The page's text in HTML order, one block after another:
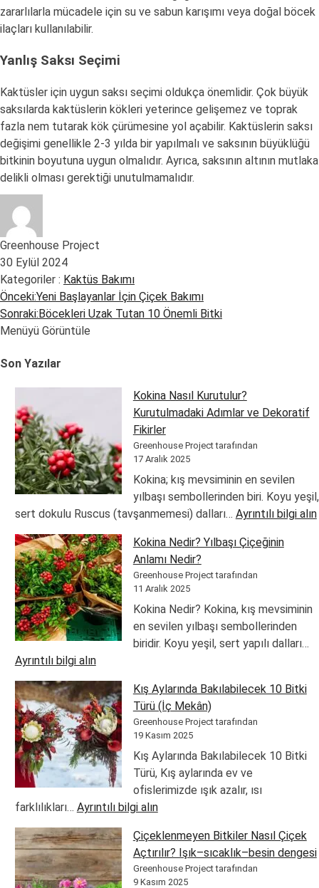
zararlılarla mücadele için su ve sabun karışımı veya doğal böcek
ilaçları kullanılabilir.
Yanlış Saksı Seçimi
Kaktüsler için uygun saksı seçimi oldukça önemlidir. Çok büyük
saksılarda kaktüslerin kökleri yeterince gelişemez ve toprak
fazla nem tutarak kök çürümesine yol açabilir. Kaktüslerin saksı
değişimi genellikle 2-3 yılda bir yapılmalı ve saksının büyüklüğü
bitkinin boyutuna uygun olmalıdır. Ayrıca, saksının altının mutlaka
delikli olması gerektiği unutulmamalıdır.
Greenhouse Project
30 Eylül 2024
Kategoriler : Kaktüs Bakımı
Yazı
gezinmesi
Önceki:Yeni Başlayanlar İçin Çiçek Bakımı
Sonraki: Böcekleri Uzak Tutan 10 Önemli Bitki
Menüyü Görüntüle
Son Yazılar
Kokina Nasıl Kurutulur?
Kurutulmadaki Adımlar ve Dekoratif
Fikirler
Greenhouse Project tarafından
17 Aralık 2025
Kokina; kış mevsiminin en sevilen
yılbaşı sembollerinden biri. Koyu yeşil,
sert dokulu Ruscus (tavşanmemesi) dalları… Ayrıntılı bilgi alın:
Kokina Nedir? Yılbaşı Çiçeğinin
Anlamı Nedir?
Greenhouse Project tarafından
11 Aralık 2025
Kokina Nedir? Kokina, kış mevsiminin
en sevilen yılbaşı sembollerinden
biridir. Koyu yeşil, sert yapılı dalları…
Ayrıntılı bilgi alın:
Nedir?
Yılbaşı
Çiçeğinin
Anlamı
Nedir?
Kış Aylarında Bakılabilecek 10 Bitki
Türü (İç Mekân)
Greenhouse Project tarafından
19 Kasım 2025
Kış Aylarında Bakılabilecek 10 Bitki
Türü, Kış aylarında ev ve
ofislerimizde ışık azalır, ısı
farklılıkları… Ayrıntılı bilgi alın:
Aylarında
Bakılabilecek
10
Çiçeklenmeyen Bitkiler Nasıl Çiçek
Açtırılır? Işık–sıcaklık–besin dengesi
Greenhouse Project tarafından
9 Kasım 2025